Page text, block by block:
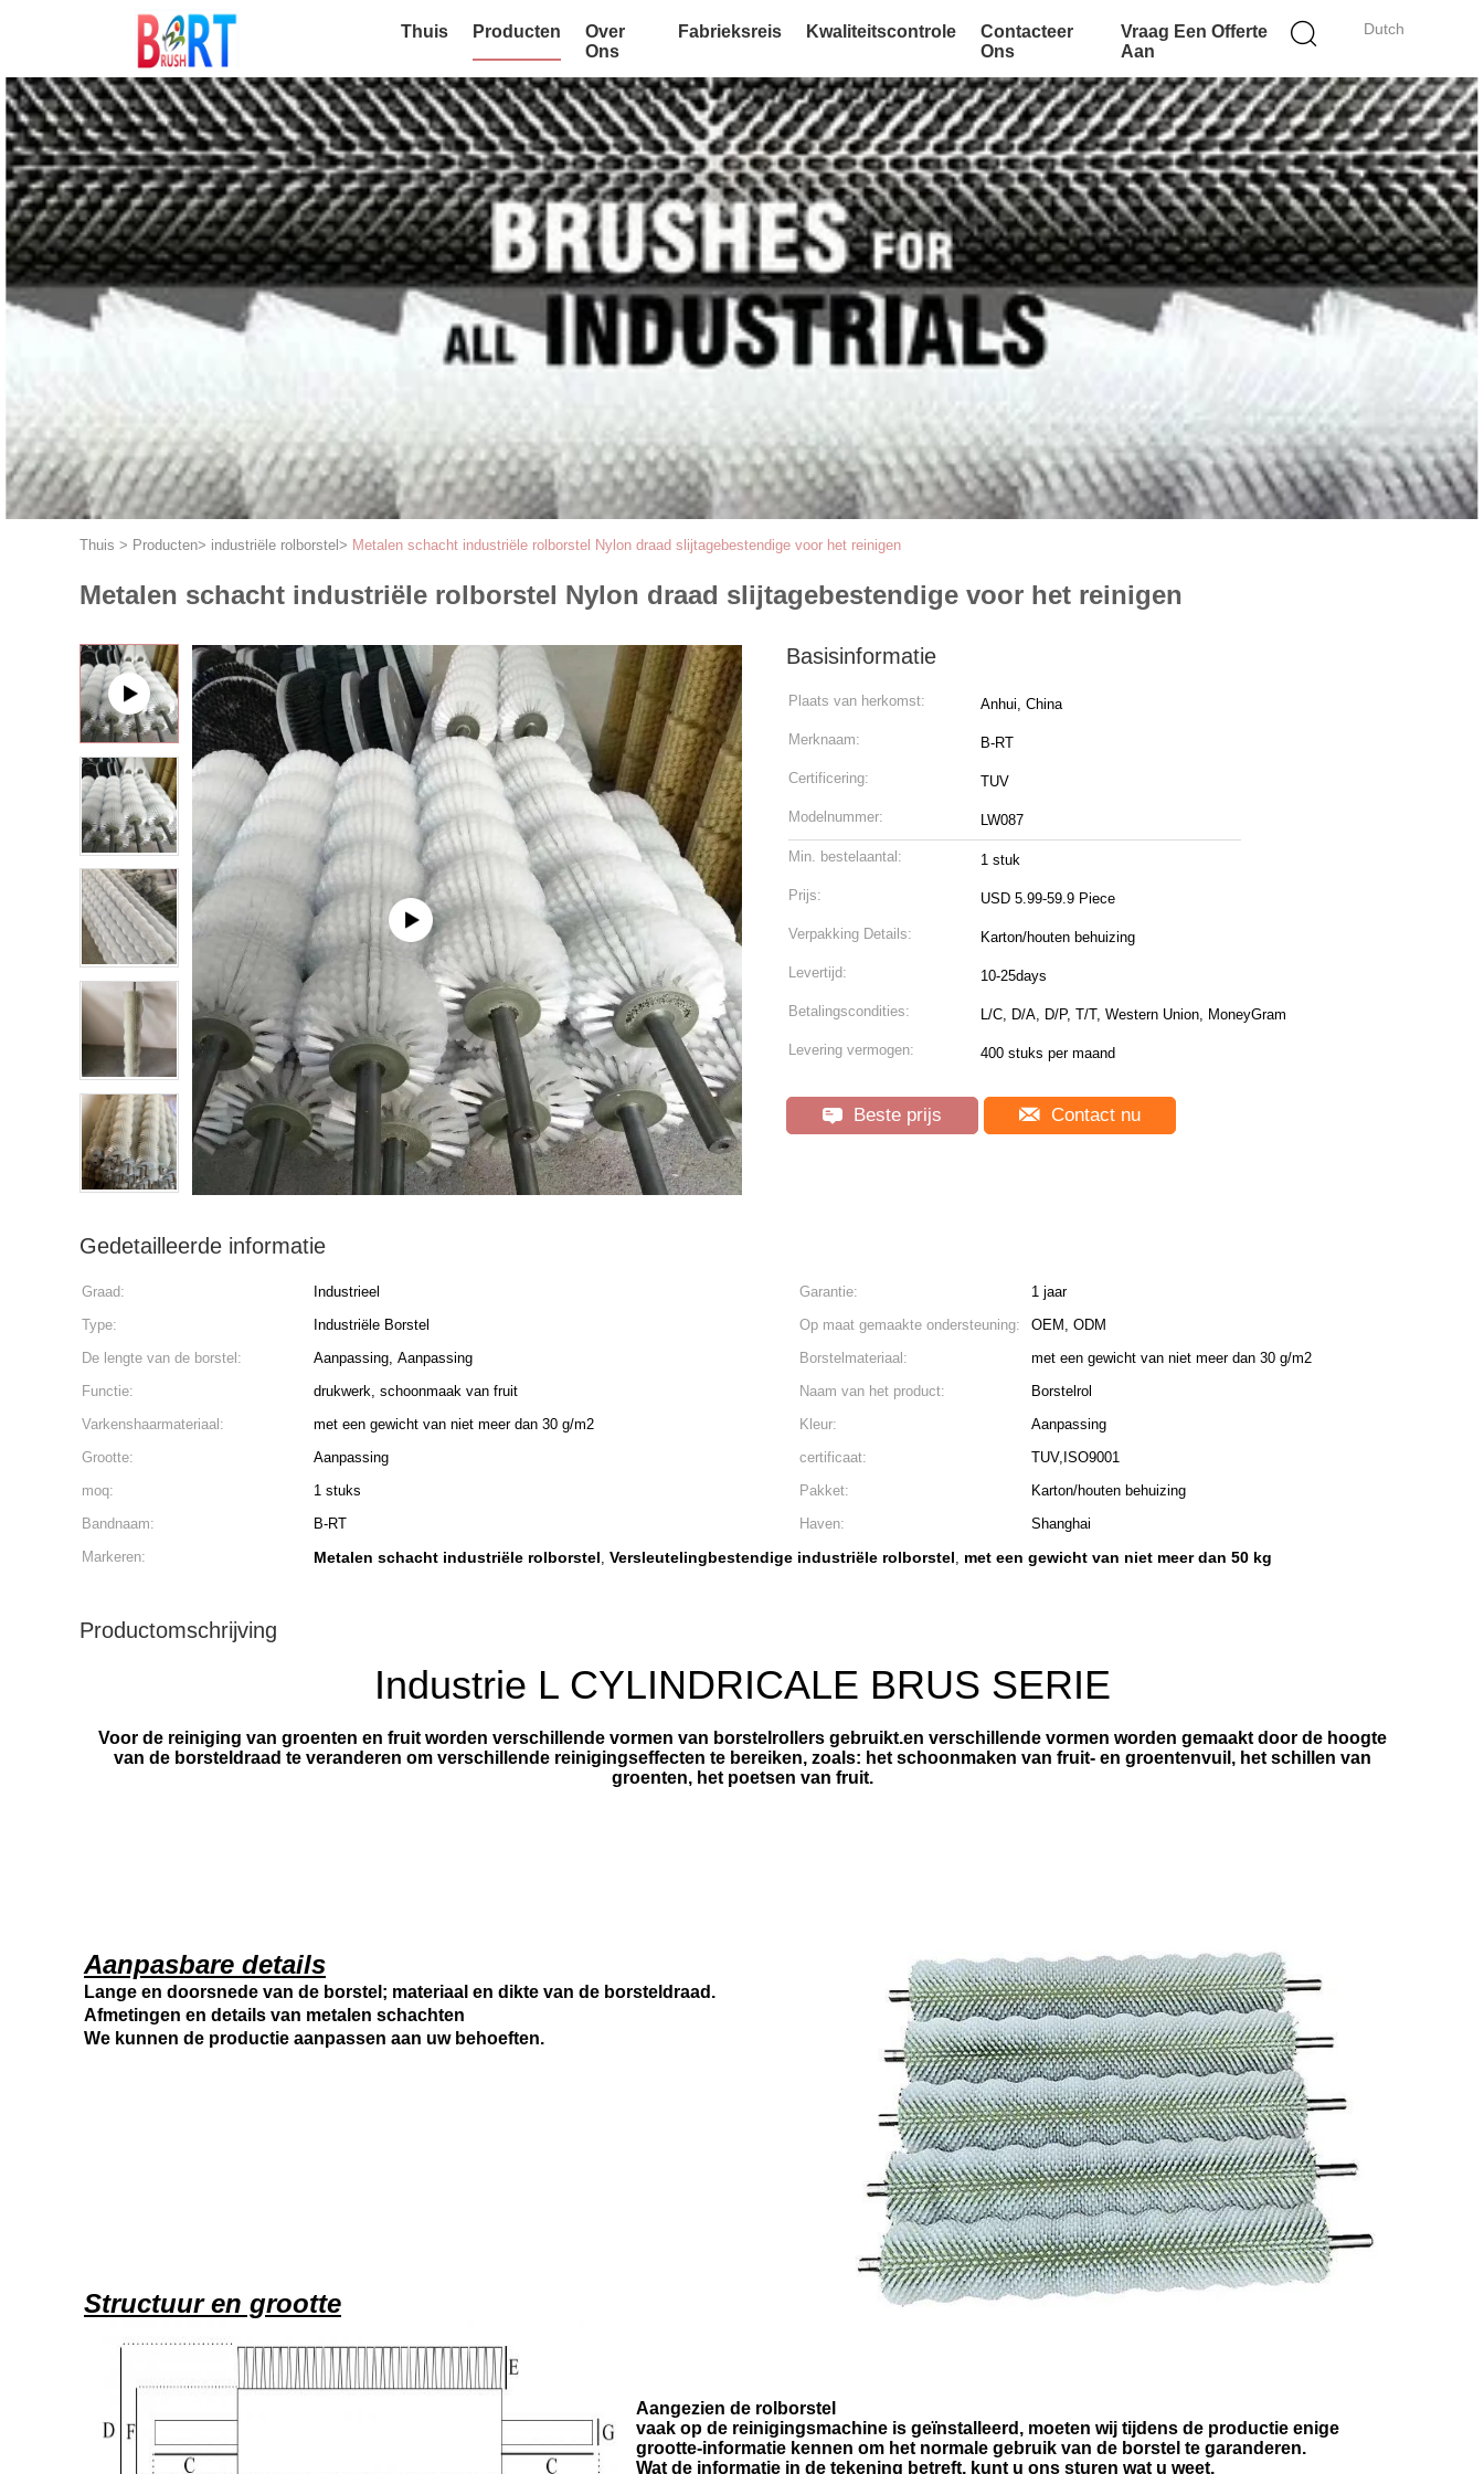
Dutch
Thuis Producten
Over
Ons
Fabrieksreis Kwaliteitscontrole
Contacteer
Ons
Vraag Een Offerte
Aan
Thuis > Producten> industriële rolborstel > Metalen schacht industriële rolborstel Nylon draad slijtagebestendige voor het reinigen
Metalen schacht industriële rolborstel Nylon draad slijtagebestendige voor het reinigen
Basisinformatie
Plaats van herkomst: Anhui, China
Merknaam: B-RT
Certificering: TUV
Modelnummer: LW087
Min. bestelaantal: 1 stuk
Prijs: USD 5.99-59.9 Piece
Verpakking Details: Karton/houten behuizing
Levertijd: 10-25days
Betalingscondities: L/C, D/A, D/P, T/T, Western Union, MoneyGram
Levering vermogen: 400 stuks per maand
Beste prijs Contact nu
Gedetailleerde informatie
Graad: Industrieel Garantie:
1 jaar
Type:
Industriële Borstel Op maat gemaakte ondersteuning:
OEM, ODM
De lengte van de borstel:
Aanpassing, Aanpassing Borstelmateriaal:
met een gewicht van niet meer dan 30 g/m2
Functie:
drukwerk, schoonmaak van fruit Naam van het product:
Borstelrol
Varkenshaarmateriaal:
met een gewicht van niet meer dan 30 g/m2 Kleur:
Aanpassing
Grootte:
Aanpassing certificaat:
TUV,ISO9001
moq:
1 stuks Pakket:
Karton/houten behuizing
Bandnaam:
B-RT Haven:
Shanghai
Markeren:
Metalen schacht industriële rolborstel, Versleutelingbestendige industriële rolborstel, met een gewicht van niet meer dan 50 kg
Productomschrijving
Industrie L CYLINDRICALE BRUS SERIE
Voor de reiniging van groenten en fruit worden verschillende vormen van borstelrollers gebruikt.en verschillende vormen worden gemaakt door de hoogte
van de borsteldraad te veranderen om verschillende reinigingseffecten te bereiken, zoals: het schoonmaken van fruit- en groentenvuil, het schillen van
groenten, het poetsen van fruit.
Aanpasbare details
Lange en doorsnede van de borstel; materiaal en dikte van de borsteldraad.
Afmetingen en details van metalen schachten
We kunnen de productie aanpassen aan uw behoeften.
Structuur en grootte
Aangezien de rolborstel
vaak op de reinigingsmachine is geïnstalleerd, moeten wij tijdens de productie enige
grootte-informatie kennen om het normale gebruik van de borstel te garanderen.
Wat de informatie in de tekening betreft, kunt u ons sturen wat u weet.